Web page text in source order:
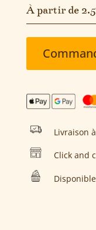
À partir de
Livraison
Click and